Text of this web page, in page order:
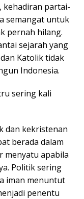
kehadiran partai-
semangat untuk
pernah hilang.
sejarah yang
Katolik tidak
Indonesia.
sering kali
dan kekristenan
berada dalam
menyatu apabila
Politik sering
iman menuntut
penentu